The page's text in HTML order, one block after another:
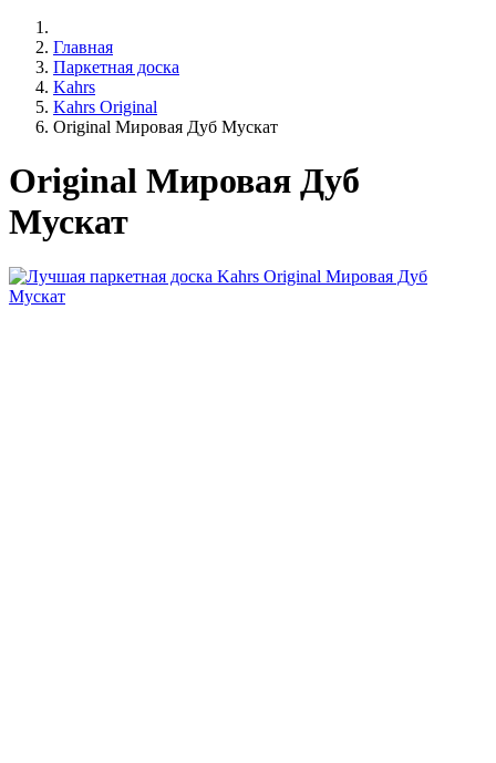
Главная
Паркетная доска
Kahrs
Kahrs Original
Original Мировая Дуб Мускат
Original Мировая Дуб
Мускат